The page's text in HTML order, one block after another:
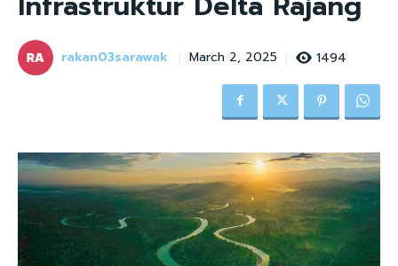
rakan03sarawak March 2, 2025 1494